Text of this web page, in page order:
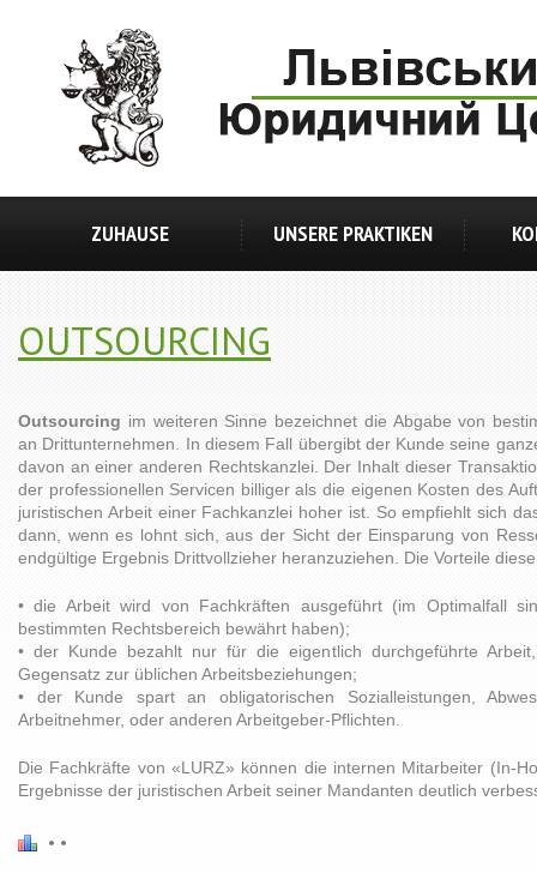
ZUHAUSE UNSERE PRAKTIKEN
OUTSOURCING
Outsourcing im weiteren Sinne bezeichnet die Abgabe von
an Drittunternehmen. In diesem Fall übergibt der Kunde seine
davon an einer anderen Rechtskanzlei. Der Inhalt dieser
der professionellen Servicen billiger als die eigenen Kosten des
juristischen Arbeit einer Fachkanzlei hoher ist. So empfiehlt sich
dann, wenn es lohnt sich, aus der Sicht der Einsparung von
endgültige Ergebnis Drittvollzieher heranzuziehen. Die Vorteile
• die Arbeit wird von Fachkräften ausgeführt (im Optimalfall
bestimmten Rechtsbereich bewährt haben);
• der Kunde bezahlt nur für die eigentlich durchgeführte
Gegensatz zur üblichen Arbeitsbeziehungen;
• der Kunde spart an obligatorischen Sozialleistungen,
Arbeitnehmer, oder anderen Arbeitgeber-Pflichten.
Die Fachkräfte von «LURZ» können die internen Mitarbeiter (In-
Ergebnisse der juristischen Arbeit seiner Mandanten deutlich